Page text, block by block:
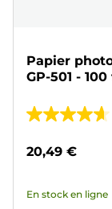
Papier
GP-501 -
4.7
150
20,49 €
En stock en ligne